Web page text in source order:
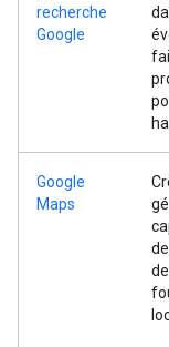
recherche
Google
Google
Maps